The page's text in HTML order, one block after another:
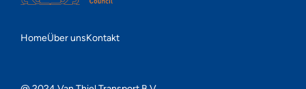
HomeÜber unsKontakt